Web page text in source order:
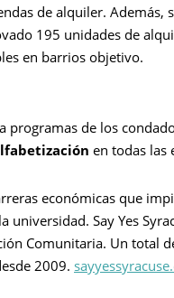
de alquiler. Además,
195 unidades de
en barrios objetivo.
programas de los
en todas las
económicas que
universidad. Say Yes
Comunitaria. Un total
2009.